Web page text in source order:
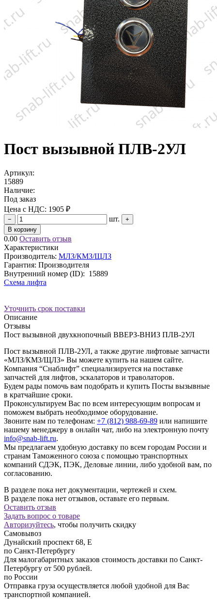
Пост вызывной ПЛВ-2УЛ
Артикул:
15889
Наличие:
Под заказ
Цена с НДС: 1905 ₽
− шт.
+
В корзину
0.00 Оставить отзыв
Характеристики
Производитель: МЛЗ/КМЗ/ЩЛЗ
Гарантия: Производителя
Внутренний номер (ID): 15889
Схема лифта
Уточнить срок поставки
Описание
Отзывы
Пост вызывной двухкнопочный ВВЕРЗ-ВНИЗ ПЛВ-2УЛ
Пост вызывной ПЛВ-2УЛ, а также другие лифтовые запчасти
«МЛЗ/КМЗ/ЩЛЗ» Вы можете купить на нашем сайте.
Компания “Снаблифт” специализируется на поставке
запчастей для лифтов, эскалаторов и траволаторов.
Будем рады помочь вам подобрать и купить Посты вызывные
в кратчайшие сроки.
Проконсультируем Вас по всем интересующим вопросам и
поможем выбрать необходимое оборудование.
Звоните нам по телефонам: +7 (812) 988-69-89 или напишите
нашему менеджеру в онлайн чат, либо на электронную почту
info@snab-lift.ru.
Мы предлагаем удобную доставку по всем городам России и
странам Таможенного союза с помощью транспортных
компаний СДЭК, ПЭК, Деловые линии, либо удобной вам, по
согласованию.
В разделе пока нет документации, чертежей и схем.
В разделе пока нет отзывов, оставьте его первым.
Оставить отзыв
Задать вопрос о товаре
Авторизуйтесь, чтобы получить скидку
Самовывоз
Дунайский проспект 68, Е
по Санкт-Петербургу
Для малогабаритных заказов стоимость доставки по Санкт-
Петербургу от 500 рублей.
по России
Отправка груза осуществляется любой удобной для Вас
транспортной компанией.